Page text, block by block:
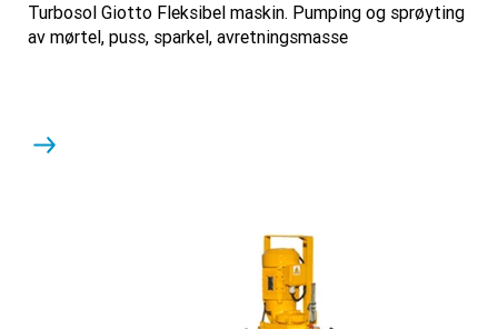
Turbosol Giotto Fleksibel maskin. Pumping og sprøyting
av mørtel, puss, sparkel, avretningsmasse